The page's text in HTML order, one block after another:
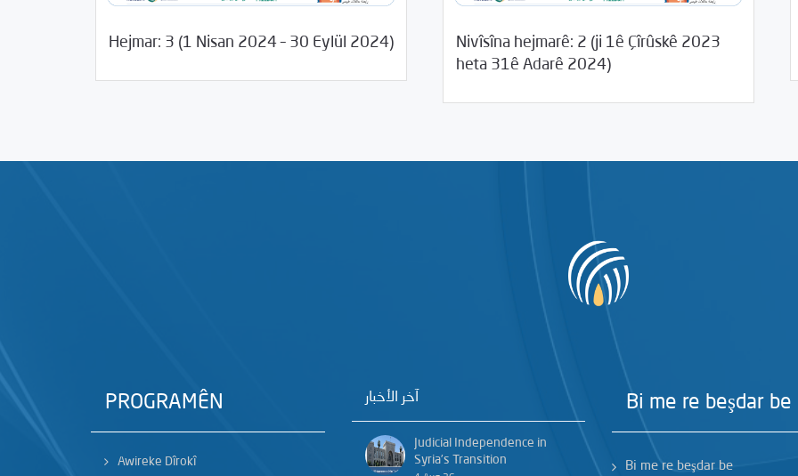
Hejmar: 3 (1 Nisan 2024 – 30 Eylül 2024)
Nivîsîna hejmarê: 2 (ji 1ê Çîrûskê 2023
heta 31ê Adarê 2024)
Kurteya medyayê /Uncategorized @kmr
PROGRAMÊN
Awireke Dîrokî
آخر الأخبار
Judicial Independence in
Syria’s Transition
Bi me re beşdar be
Bi me re beşdar be